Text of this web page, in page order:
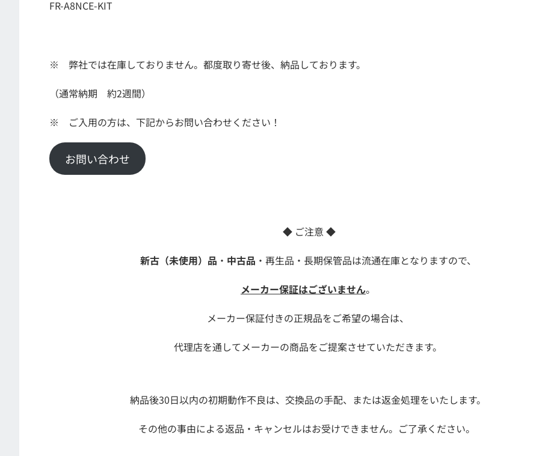
FR-A8NCE-KIT
※ 弊社では在庫しておりません。都度取り寄せ後、納品しております。
（通常納期 約2週間）
※ ご入用の方は、下記からお問い合わせください！
お問い合わせ
◆ ご注意 ◆
新古（未使用）品 ・ 中古品 ・再生品・長期保管品は流通在庫となりますので、
メーカー保証はございません。
メーカー保証付きの正規品をご希望の場合は、
代理店を通してメーカーの商品をご提案させていただきます。
納品後30日以内の初期動作不良は、交換品の手配、または返金処理をいたします。
その他の事由による返品・キャンセルはお受けできません。ご了承ください。